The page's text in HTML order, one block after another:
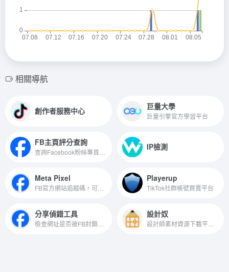
相關導航
創作者服務中心 巨量大學
巨量引擎官方學習平台
FB主頁評分查詢 IP檢測
Meta Pixel Playerup
TikTok社群帳號買賣平台
分享偵錯工具 設計奴